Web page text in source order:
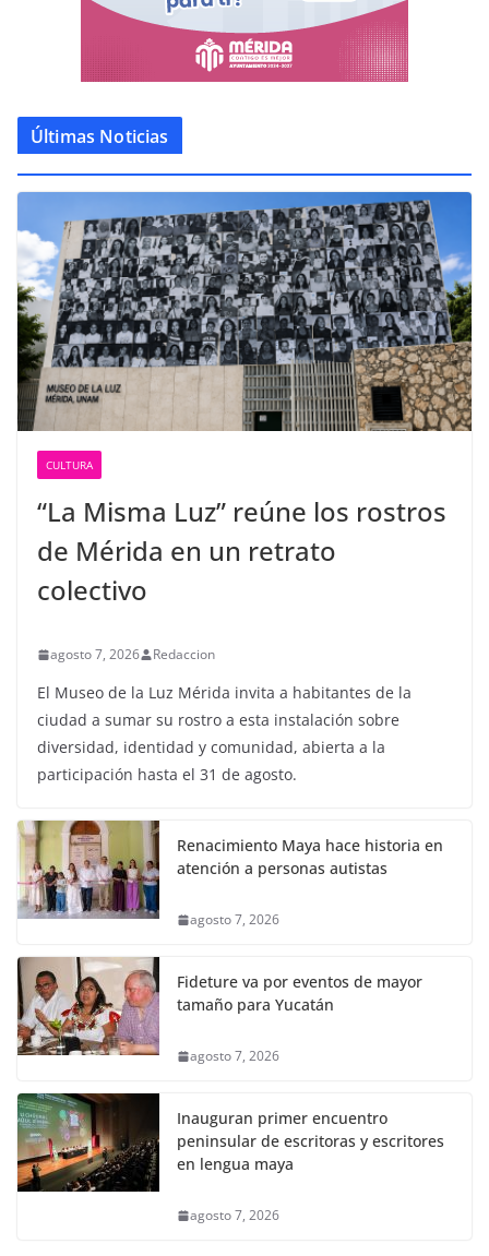
Últimas Noticias
CULTURA
“La Misma Luz” reúne los rostros
de Mérida en un retrato
colectivo
agosto 7, 2026 Redaccion
El Museo de la Luz Mérida invita a habitantes de la
ciudad a sumar su rostro a esta instalación sobre
diversidad, identidad y comunidad, abierta a la
participación hasta el 31 de agosto.
Renacimiento Maya hace historia en
atención a personas autistas
agosto 7, 2026
Fideture va por eventos de mayor
tamaño para Yucatán
agosto 7, 2026
Inauguran primer encuentro
peninsular de escritoras y escritores
en lengua maya
agosto 7, 2026